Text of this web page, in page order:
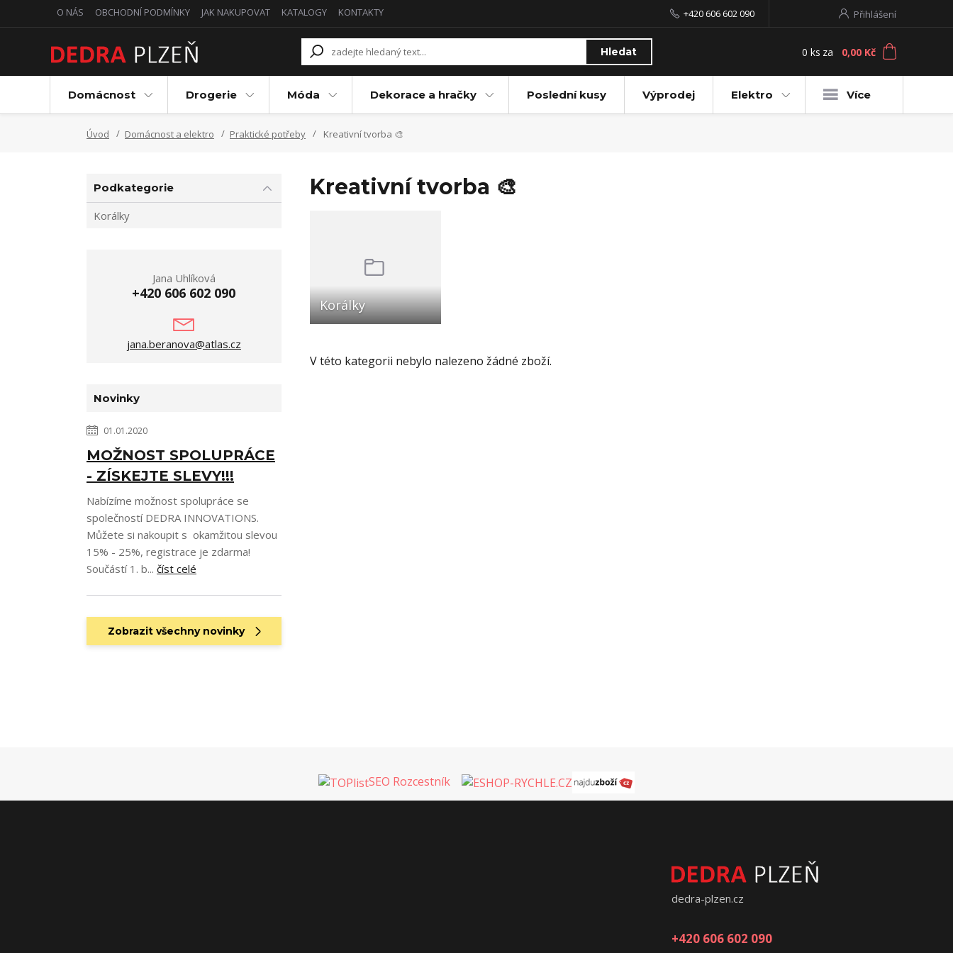
O NÁS OBCHODNÍ PODMÍNKY JAK NAKUPOVAT KATALOGY KONTAKTY Přihlášení
Hledat
+420 606 602 090
0 ks za 0,00 Kč
Domácnost Drogerie Móda Dekorace a hračky Poslední kusy Výprodej Elektro Více
Úvod Domácnost a elektro Praktické potřeby Kreativní tvorba 🎨
Kreativní tvorba 🎨
Korálky
V této kategorii nebylo nalezeno žádné zboží.
Podkategorie
Korálky
Jana Uhlíková
+420 606 602 090
jana.beranova@atlas.cz
Novinky
01.01.2020
MOŽNOST SPOLUPRÁCE
- ZÍSKEJTE SLEVY!!!
Nabízíme možnost spolupráce se
společností DEDRA INNOVATIONS.
Můžete si nakoupit s okamžitou slevou
15% - 25%, registrace je zdarma!
Součástí 1. b... číst celé
Zobrazit všechny novinky
SEO Rozcestník
dedra-plzen.cz
+420 606 602 090